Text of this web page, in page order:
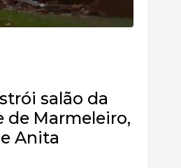
salão da
Marmeleiro,
Anita